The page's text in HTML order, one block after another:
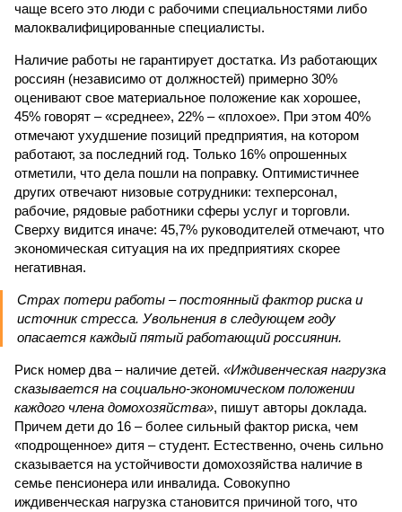
чаще всего это люди с рабочими специальностями либо
малоквалифицированные специалисты.
Наличие работы не гарантирует достатка. Из работающих
россиян (независимо от должностей) примерно 30%
оценивают свое материальное положение как хорошее,
45% говорят – «среднее», 22% – «плохое». При этом 40%
отмечают ухудшение позиций предприятия, на котором
работают, за последний год. Только 16% опрошенных
отметили, что дела пошли на поправку. Оптимистичнее
других отвечают низовые сотрудники: техперсонал,
рабочие, рядовые работники сферы услуг и торговли.
Сверху видится иначе: 45,7% руководителей отмечают, что
экономическая ситуация на их предприятиях скорее
негативная.
Страх потери работы – постоянный фактор риска и
источник стресса. Увольнения в следующем году
опасается каждый пятый работающий россиянин.
Риск номер два – наличие детей. «Иждивенческая нагрузка
сказывается на социально-экономическом положении
каждого члена домохозяйства», пишут авторы доклада.
Причем дети до 16 – более сильный фактор риска, чем
«подрощенное» дитя – студент. Естественно, очень сильно
сказывается на устойчивости домохозяйства наличие в
семье пенсионера или инвалида. Совокупно
иждивенческая нагрузка становится причиной того, что